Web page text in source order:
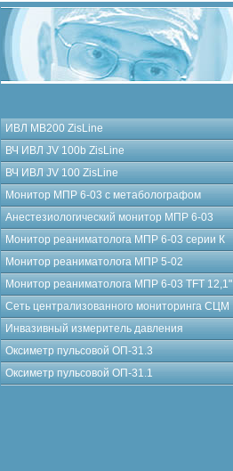
ИВЛ МВ200 ZisLine
ВЧ ИВЛ JV 100b ZisLine
ВЧ ИВЛ JV 100 ZisLine
Монитор МПР 6-03 с метаболографом
Анестезиологический монитор МПР 6-03
Монитор реаниматолога МПР 6-03 серии К
Монитор реаниматолога МПР 5-02
Монитор реаниматолога МПР 6-03 TFT 12,1"
Сеть централизованного мониторинга СЦМ
Инвазивный измеритель давления
Оксиметр пульсовой ОП-31.3
Оксиметр пульсовой ОП-31.1